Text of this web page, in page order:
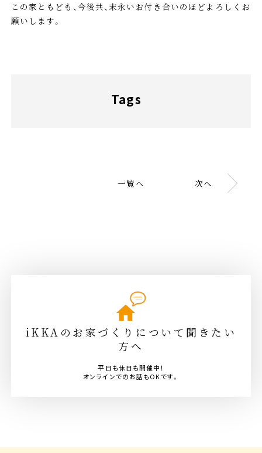
この家ともども、今後共、末永いお付き合いのほどよろしくお
願いします。
Tags
一覧へ 次へ
iKKAのお家づくりについて聞きたい
方へ
平日も休日も開催中！
オンラインでのお話もOKです。